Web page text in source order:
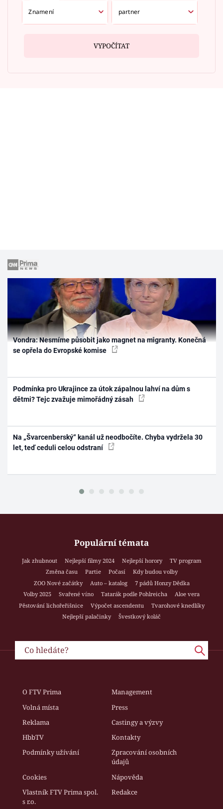
VYPOČÍTAT
Vondra: Nesmíme působit jako magnet na migranty. Konečná
se opřela do Evropské komise
Podmínka pro Ukrajince za útok zápalnou lahví na dům s
dětmi? Tejc zvažuje mimořádný zásah
Na „Švarcenberský“ kanál už neodbočíte. Chyba vydržela 30
let, teď ceduli celou odstraní
Populární témata
Jak zhubnout Nejlepší filmy 2024 Nejlepší horory
TV program
Změna času
Partie Počasí
Kdy budou volby
ZOO Nové začátky
Auto – katalog
7 pádů Honzy Dědka
Volby 2025
Svařené víno Tatarák podle Pohlreicha
Aloe vera
Pěstování lichořeřišnice
Výpočet ascendentu
Tvarohové knedlíky
Nejlepší palačinky
Švestkový koláč
O FTV Prima
Management
Volná místa
Press
Reklama
Castingy a výzvy
HbbTV
Kontakty
Podmínky užívání
Zpracování osobních
údajů
Cookies
Nápověda
Vlastník FTV Prima spol.
s r.o.
Redakce